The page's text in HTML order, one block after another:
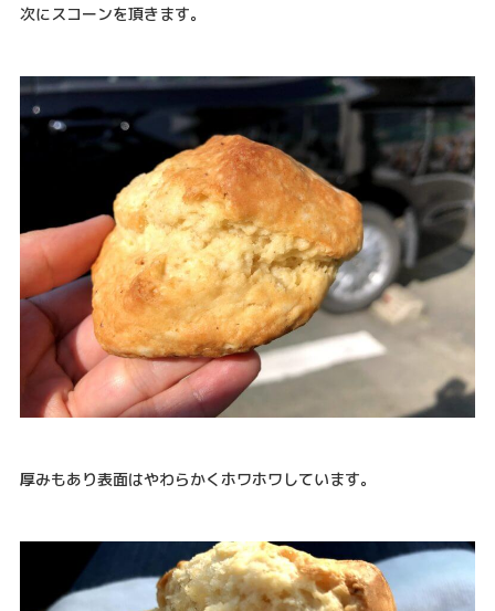
次にスコーンを頂きます。
厚みもあり表面はやわらかくホワホワしています。